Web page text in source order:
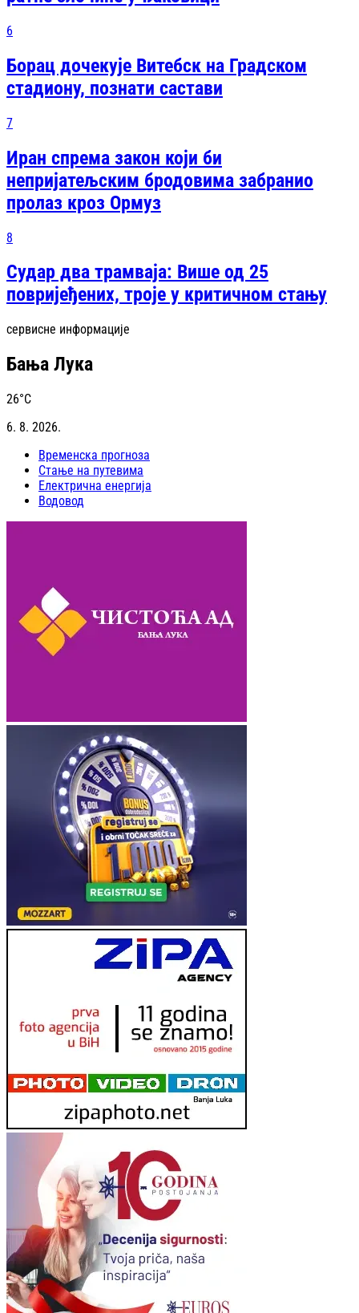
6
Борац дочекује Витебск на Градском
стадиону, познати састави
7
Иран спрема закон који би
непријатељским бродовима забранио
пролаз кроз Ормуз
8
Судар два трамваја: Више од 25
повријеђених, троје у критичном стању
сервисне информације
Бања Лука
26°C
6. 8. 2026.
Временска прогноза
Стање на путевима
Електрична енергија
Водовод